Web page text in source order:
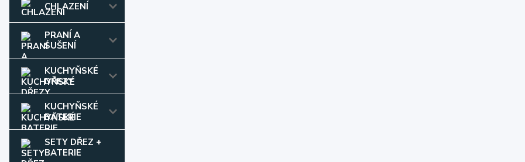
CHLAZENÍ
PRANÍ A
SUŠENÍ
KUCHYŇSKÉ
DŘEZY
KUCHYŇSKÉ
BATERIE
SETY DŘEZ +
BATERIE